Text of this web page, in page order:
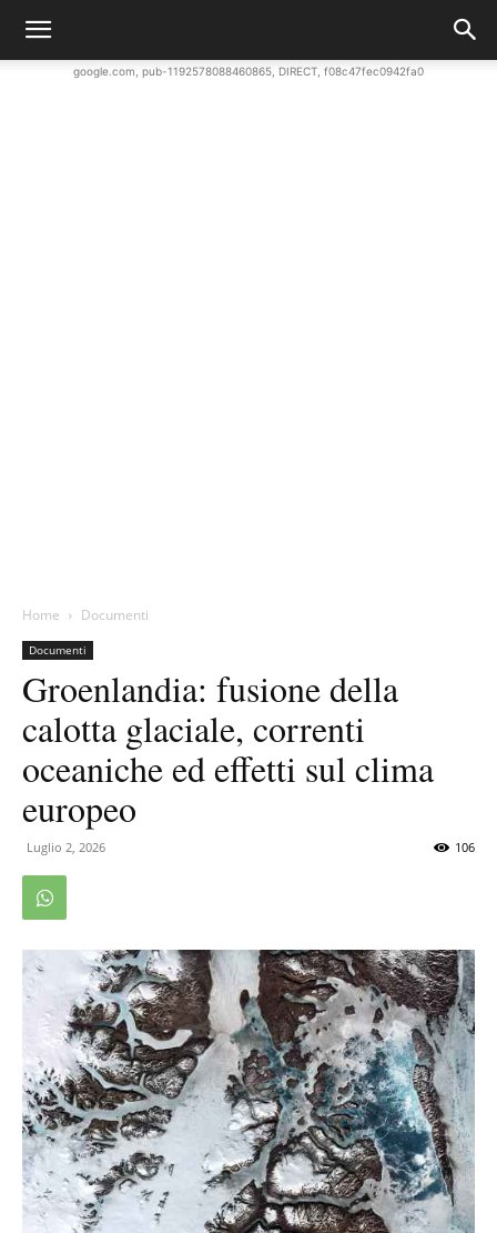
google.com, pub-1192578088460865, DIRECT, f08c47fec0942fa0
Home Documenti
Documenti
Groenlandia: fusione della
calotta glaciale, correnti
oceaniche ed effetti sul clima
europeo
Luglio 2, 2026 106